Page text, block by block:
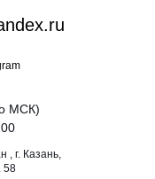
МСК)
, г. Казань,
58